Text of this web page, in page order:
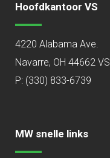
Hoofdkantoor VS
4220 Alabama Ave.
Navarre, OH 44662 VS
P: (330) 833-6739
MW snelle links